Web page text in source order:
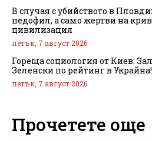
В случая с убийството в
педофил, а само жертви на
цивилизация
петък, 7 август 2026
Гореща социология от Киев:
Зеленски по рейтинг в Украйна!
петък, 7 август 2026
Прочетете още